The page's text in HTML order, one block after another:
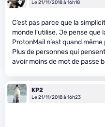
Le 21/11/2018 à 16h18
C’est pas parce que la
monde l’utilise. Je pense que
ProtonMail n’est quand
Plus de personnes qui
avoir moins de mot de passe
KP2
Le 21/11/2018 à 16h23